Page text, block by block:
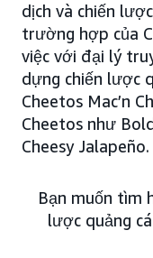
dịch và chiến
trường hợp của
việc với đại lý
dựng chiến lược
Cheetos Mac’n
Cheetos như
Cheesy Jalapeño.
Bạn muốn tìm
lược quảng